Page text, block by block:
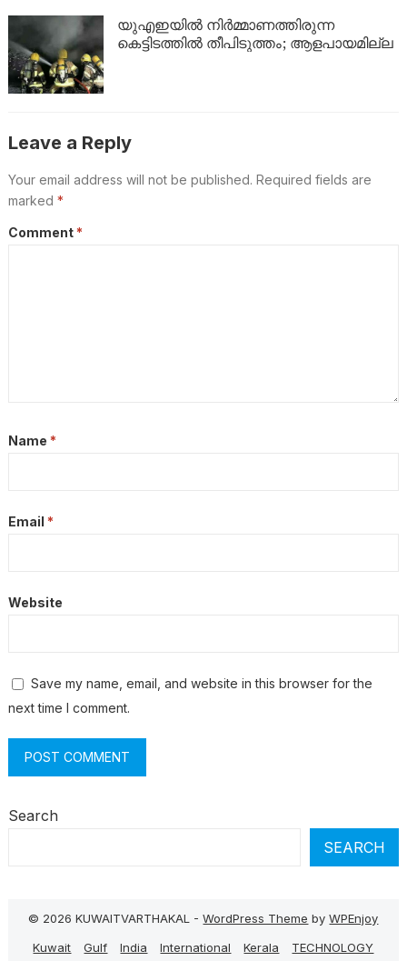
യുഎഇയിൽ നിർമ്മാണത്തിരുന്ന
കെട്ടിടത്തിൽ തീപിടുത്തം; ആളപായമില്ല
Leave a Reply
Your email address will not be published. Required fields are
marked *
Comment *
Name *
Email *
Website
Save my name, email, and website in this browser for the
next time I comment.
Search
SEARCH
© 2026 KUWAITVARTHAKAL -WordPress Theme byWPEnjoy
Kuwait
Gulf India International Kerala TECHNOLOGY